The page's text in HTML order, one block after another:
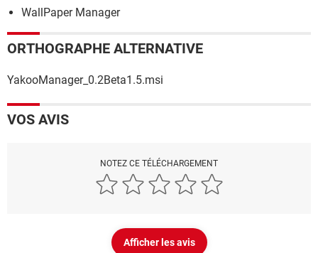
WallPaper Manager
ORTHOGRAPHE ALTERNATIVE
YakooManager_0.2Beta1.5.msi
VOS AVIS
NOTEZ CE TÉLÉCHARGEMENT
Afficher les avis